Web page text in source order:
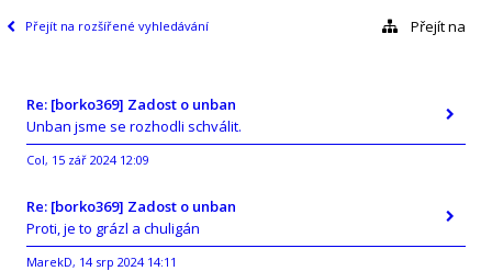
Přejít na rozšířené vyhledávání Přejít na
Re: [borko369] Zadost o unban
Unban jsme se rozhodli schválit.
Col, 15 zář 2024 12:09
Re: [borko369] Zadost o unban
Proti, je to grázl a chuligán
MarekD, 14 srp 2024 14:11